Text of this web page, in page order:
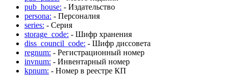
pub_house: - Издательство
persona: - Персоналия
series: - Серия
storage_code: - Шифр хранения
diss_council_code: - Шифр диссовета
regnum: - Регистрационный номер
invnum: - Инвентарный номер
kpnum: - Номер в реестре КП